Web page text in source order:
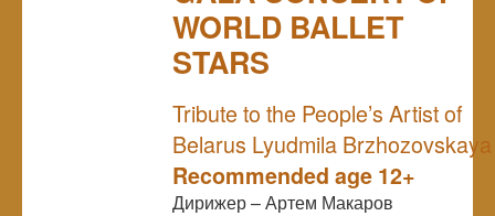
WORLD BALLET
STARS
Tribute to the People’s Artist of
Belarus Lyudmila Brzhozovskaya
Recommended age 12+
Дирижер – Артем Макаров